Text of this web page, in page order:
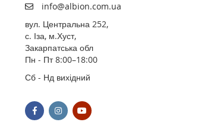
info@albion.com.ua
вул. Центральна 252,
с. Іза, м.Хуст,
Закарпатська обл
Пн - Пт 8:00–18:00
Сб - Нд вихідний